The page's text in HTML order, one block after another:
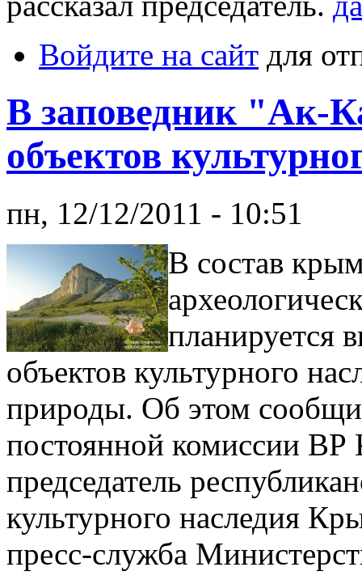
Войдите на сайт для
В заповедник "Ак-
объектов
пн, 12/12/2011 - 10:51
В состав
планируется
объектов культурного
природы. Об этом
постоянной комиссии ВР
председатель
культурного наследия
пресс-служба